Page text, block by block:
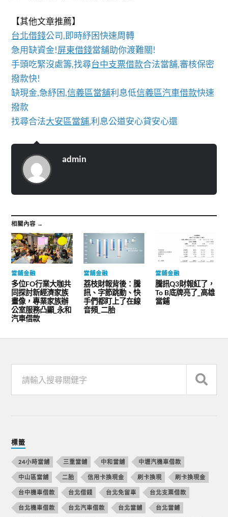
【其他文章推薦】
台北借錢公司,即時紓困快速周轉
急用缺資金!屏東借錢當舖助你渡難關!
手頭吃緊沒處籌,找尋台中支票借款合法當舖,審核保密
撥款快!
缺現金,急紓困,信義區當舖利息低信義區汽車借款快速
撥款
找尋合法大安區當舖,利息公道安心貸安心還
admin
相關內容 →
當舖金融
多位FO行業大咖共
同探討新經濟家族
畫像，專業家族辦
公室服務凸顯_永和
汽車借款
當舖金融
荔枝財報背後：騰
訊、字節跳動、快
手們都盯上了在線
音頻_二胎
當舖金融
騰訊Q3財報紅了，
To B底牌亮了_高雄
當鋪
標籤
24小時當舖 三重當舖 中和當舖 中壢汽機車借款
中山區當舖 二胎 信用卡換現金 刷卡換現 刷卡換現金
台中機車借款 台北借錢 台北免留車 台北支票借款
台北機車借款 台北汽車借款 台北當舖 台北當鋪